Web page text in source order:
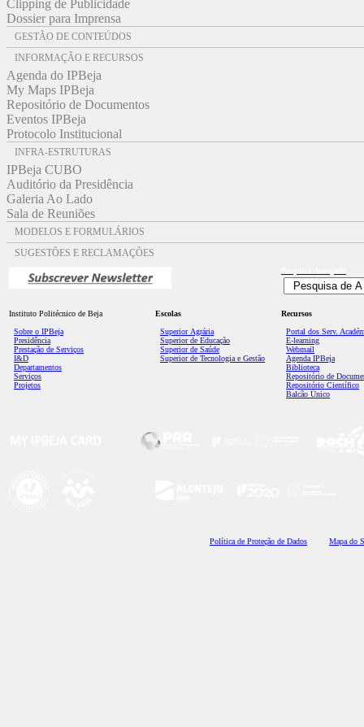
Clipping de Publicidade
Dossier para Imprensa
GESTÃO DE CONTEÚDOS
INFORMAÇÃO E RECURSOS
Agenda do IPBeja
My Maps IPBeja
Repositório de Documentos
Eventos IPBeja
Protocolo Institucional
INFRA-ESTRUTURAS
IPBeja CUBO
Auditório da Presidência
Galeria Ao Lado
Sala de Reuniões
MODELOS E FORMULÁRIOS
SUGESTÕES E RECLAMAÇÕES
Instituto Politécnico de Beja
Sobre o IPBeja
Presidência
Prestação de Serviços
I&D
Departamentos
Serviços
Projetos
Escolas
Superior Agrária
Superior de Educação
Superior de Saúde
Superior de Tecnologia e Gestão
Recursos
Portal dos Serv.
E-learning
Webmail
Agenda IPBeja
Biblioteca
Repositório de
Repositório Científico
Balcão Único
Política de Proteção de Dados Mapa do